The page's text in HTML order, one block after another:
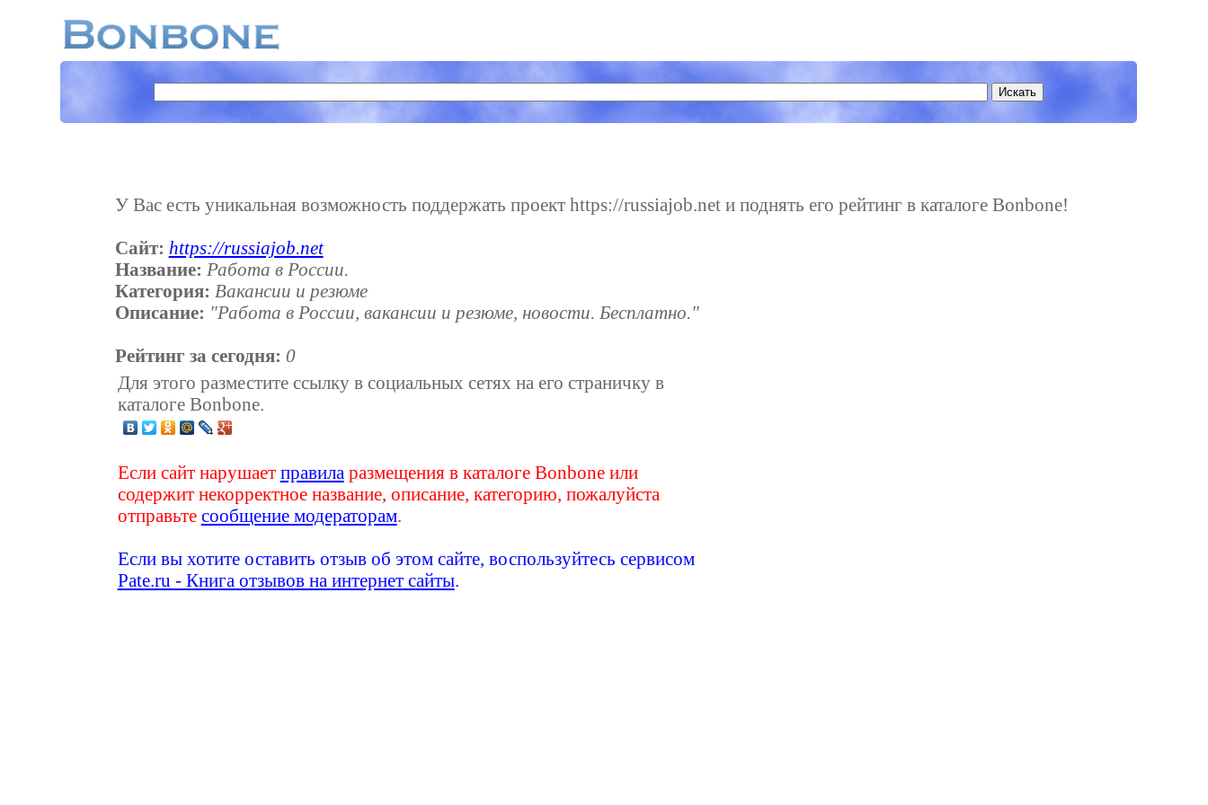
У Вас есть уникальная возможность поддержать проект https://russiajob.net и поднять его рейтинг в каталоге Bonbone!
Сайт: https://russiajob.net
Название: Работа в России.
Категория: Вакансии и резюме
Описание: "Работа в России, вакансии и резюме, новости. Бесплатно."
Рейтинг за сегодня: 0
Для этого разместите ссылку в социальных сетях на его страничку в
каталоге Bonbone.
Если сайт нарушает правила размещения в каталоге Bonbone или
содержит некорректное название, описание, категорию, пожалуйста
отправьте сообщение модераторам.
Если вы хотите оставить отзыв об этом сайте, воспользуйтесь сервисом
Pate.ru - Книга отзывов на интернет сайты.